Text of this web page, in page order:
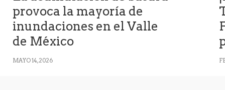
provoca la mayoría de
inundaciones en el Valle
de México
MAYO 14, 2026